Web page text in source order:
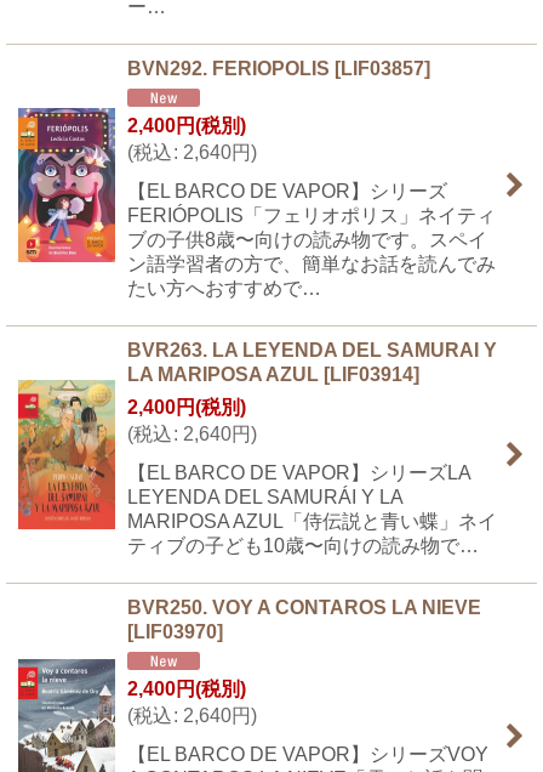
ー…
BVN292. FERIOPOLIS [LIF03857]
2,400円(税別)
(税込: 2,640円)
【EL BARCO DE VAPOR】シリーズ
FERIÓPOLIS「フェリオポリス」ネイティ
ブの子供8歳〜向けの読み物です。スペイ
ン語学習者の方で、簡単なお話を読んでみ
たい方へおすすめで…
BVR263. LA LEYENDA DEL SAMURAI Y
LA MARIPOSA AZUL [LIF03914]
2,400円(税別)
(税込: 2,640円)
【EL BARCO DE VAPOR】シリーズLA
LEYENDA DEL SAMURÁI Y LA
MARIPOSA AZUL「侍伝説と青い蝶」ネイ
ティブの子ども10歳〜向けの読み物で…
BVR250. VOY A CONTAROS LA NIEVE
[LIF03970]
2,400円(税別)
(税込: 2,640円)
【EL BARCO DE VAPOR】シリーズVOY